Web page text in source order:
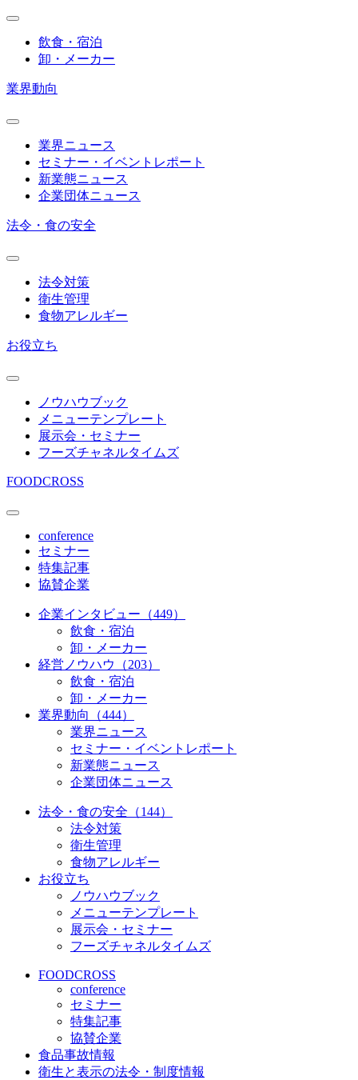
飲食・宿泊
卸・メーカー
業界動向
業界ニュース
セミナー・イベントレポート
新業態ニュース
企業団体ニュース
法令・食の安全
法令対策
衛生管理
食物アレルギー
お役立ち
ノウハウブック
メニューテンプレート
展示会・セミナー
フーズチャネルタイムズ
FOODCROSS
conference
セミナー
特集記事
協賛企業
企業インタビュー（449）
飲食・宿泊
卸・メーカー
経営ノウハウ（203）
飲食・宿泊
卸・メーカー
業界動向（444）
業界ニュース
セミナー・イベントレポート
新業態ニュース
企業団体ニュース
法令・食の安全（144）
法令対策
衛生管理
食物アレルギー
お役立ち
ノウハウブック
メニューテンプレート
展示会・セミナー
フーズチャネルタイムズ
FOODCROSS
conference
セミナー
特集記事
協賛企業
食品事故情報
衛生と表示の法令・制度情報